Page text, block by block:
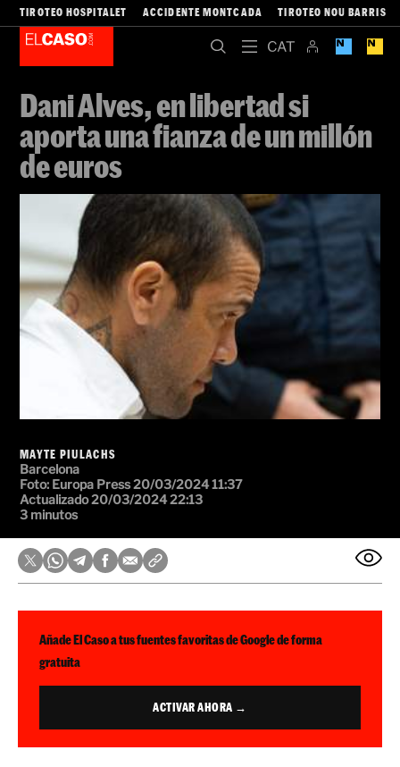
TIROTEO HOSPITALET ACCIDENTE MONTCADA TIROTEO NOU BARRIS
Dani Alves, en libertad si
aporta una fianza de un millón
de euros
MAYTE PIULACHS
Barcelona
Foto: Europa Press20/03/2024 11:37
Actualizado 20/03/2024 22:13
3 minutos
Añade El Caso a tus fuentes favoritas de Google de forma
gratuita
ACTIVAR AHORA →